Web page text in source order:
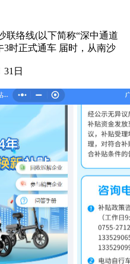
联络线(以下简称“深中通道
3时正式通车 届时，从南沙
31日